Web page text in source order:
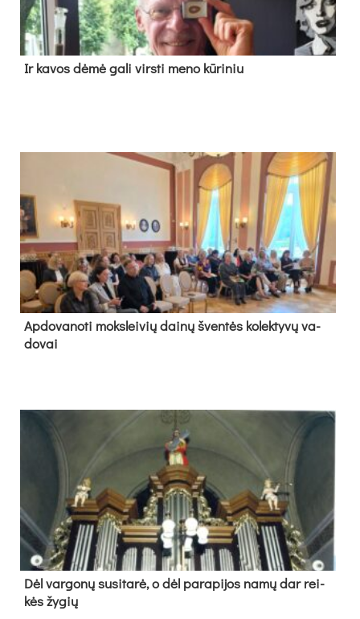
Ir ka­vos dė­mė ga­li virs­ti me­no kū­ri­niu
Ap­do­va­no­ti moks­lei­vių dai­nų šven­tės ko­lek­ty­vų va­
do­vai
Dėl var­go­nų su­si­ta­rė, o dėl pa­ra­pi­jos na­mų dar rei­
kės žy­gių